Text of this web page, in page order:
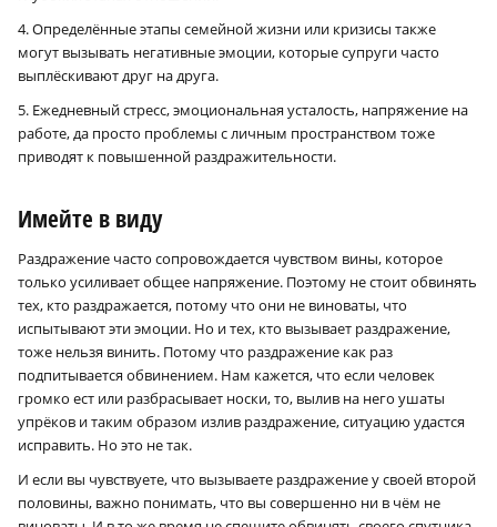
4. Определённые этапы семейной жизни или кризисы также
могут вызывать негативные эмоции, которые супруги часто
выплёскивают друг на друга.
5. Ежедневный стресс, эмоциональная усталость, напряжение на
работе, да просто проблемы с личным пространством тоже
приводят к повышенной раздражительности.
Имейте в виду
Раздражение часто сопровождается чувством вины, которое
только усиливает общее напряжение. Поэтому не стоит обвинять
тех, кто раздражается, потому что они не виноваты, что
испытывают эти эмоции. Но и тех, кто вызывает раздражение,
тоже нельзя винить. Потому что раздражение как раз
подпитывается обвинением. Нам кажется, что если человек
громко ест или разбрасывает носки, то, вылив на него ушаты
упрёков и таким образом излив раздражение, ситуацию удастся
исправить. Но это не так.
И если вы чувствуете, что вызываете раздражение у своей второй
половины, важно понимать, что вы совершенно ни в чём не
×